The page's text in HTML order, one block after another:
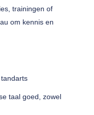
trainingen of
om kennis en
taal goed, zowel